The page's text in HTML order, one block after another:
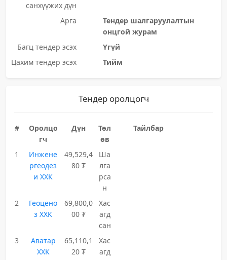
санхүүжих дүн
Арга
Тендер шалгаруулалтын
онцгой журам
Багц тендер эсэх
Үгүй
Цахим тендер эсэх
Тийм
Тендер оролцогч
#
Оролцо
гч
Дүн
Төл
өв
Тайлбар
1
Инжене
ргеодез
и ХХК
49,529,4
80 ₮
Ша
лга
рса
н
2
Геоцено
з ХХК
69,800,0
00 ₮
Хас
агд
сан
3
Аватар
ХХК
65,110,1
20 ₮
Хас
агд